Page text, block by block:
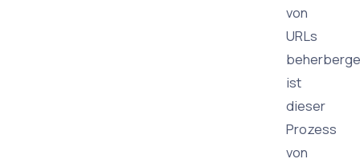
von
URLs
ist
dieser
Prozess
von